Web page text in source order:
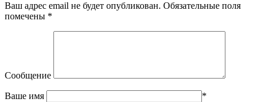
Ваш адрес email не будет опубликован. Обязательные поля
помечены *
Сообщение
Ваше имя *